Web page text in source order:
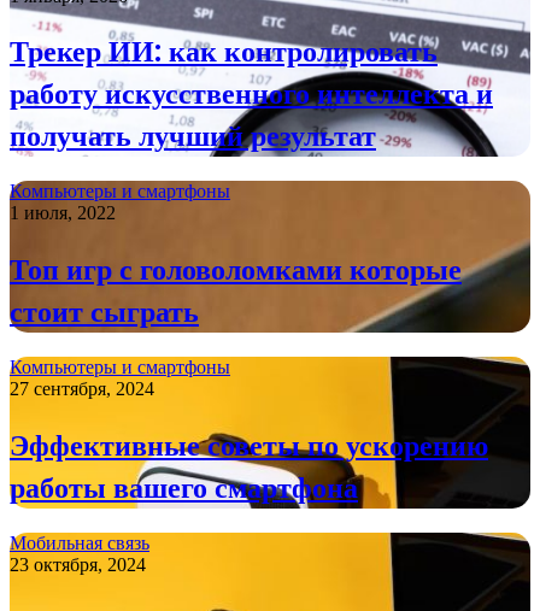
Трекер ИИ: как контролировать
работу искусственного интеллекта и
получать лучший результат
Компьютеры и смартфоны
1 июля, 2022
Топ игр с головоломками которые
стоит сыграть
Компьютеры и смартфоны
27 сентября, 2024
Эффективные советы по ускорению
работы вашего смартфона
Мобильная связь
23 октября, 2024